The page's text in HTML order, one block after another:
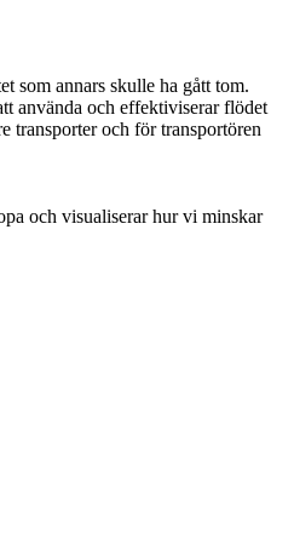
som annars skulle ha gått tom.
använda och effektiviserar flödet
transporter och för transportören
och visualiserar hur vi minskar